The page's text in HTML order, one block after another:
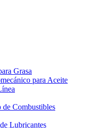
Grasa
para Aceite
de Combustibles
Lubricantes